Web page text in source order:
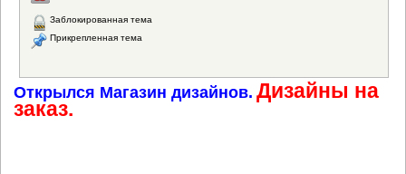
Заблокированная тема
Прикрепленная тема
Открылся Магазин дизайнов. Дизайны на
заказ.